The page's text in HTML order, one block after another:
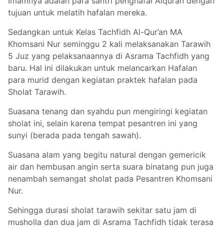
tujuan untuk melatih hafalan mereka.
Sedangkan untuk Kelas Tachfidh Al-Qur’an MA
Khomsani Nur seminggu 2 kali melaksanakan Tarawih
5 Juz yang pelaksanaannya di Asrama Tachfidh yang
baru. Hal ini dilakukan untuk melancarkan Hafalan
para murid dengan kegiatan praktek hafalan pada
Sholat Tarawih.
Suasana tenang dan syahdu pun mengiringi kegiatan
sholat ini, selain karena tempat pesantren ini yang
sunyi (berada pada tengah sawah).
Suasana alam yang begitu natural dengan gemericik
air dan hembusan angin serta suara binatang pun juga
nenambah semangat sholat pada Pesantren Khomsani
Nur.
Sehingga durasi sholat tarawih sekitar satu jam di
musholla dan dua jam di Asrama Tachfidh tidak terasa